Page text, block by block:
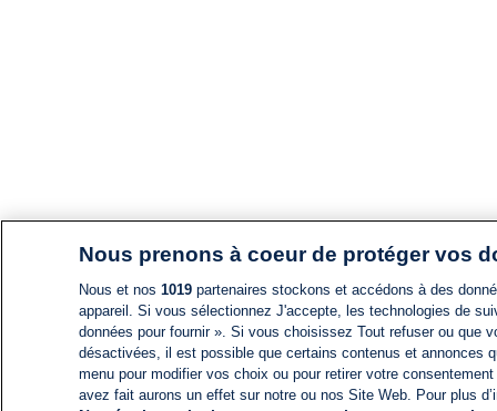
Nous prenons à coeur de protéger vos
Nous et nos 1019partenaires stockons et accédons à des
appareil. Si vous sélectionnez J'accepte, les technologies de
données pour fournir ». Si vous choisissez Tout refuser ou
désactivées, il est possible que certains contenus et annonces
menu pour modifier vos choix ou pour retirer votre
avez fait aurons un effet sur notre ou nos Site Web. Pour plus